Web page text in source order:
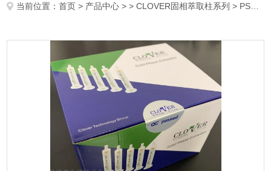
当前位置：首页 > 产品中心 > >CLOVER固相萃取柱系列 > PSASI50506增塑剂检测固相萃取柱